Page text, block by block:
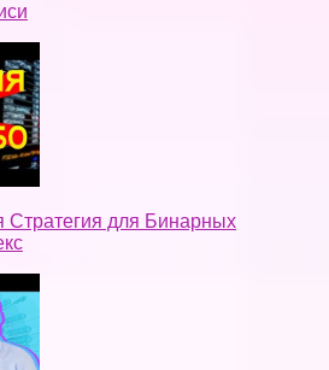
Стратегия для Бинарных